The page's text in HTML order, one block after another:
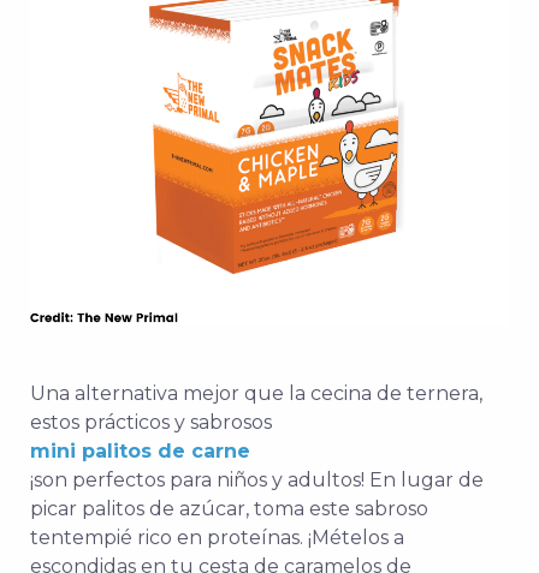
Una alternativa mejor que la cecina de ternera,
estos prácticos y sabrosos
mini palitos de carne
¡son perfectos para niños y adultos! En lugar de
picar palitos de azúcar, toma este sabroso
tentempié rico en proteínas. ¡Mételos a
escondidas en tu cesta de caramelos de